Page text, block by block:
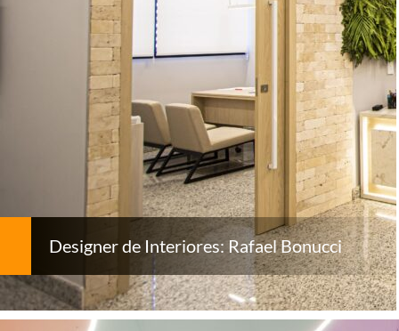
Designer de Interiores: Rafael Bonucci